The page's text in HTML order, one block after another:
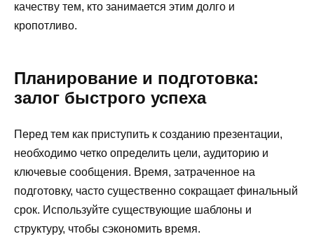
качеству тем, кто занимается этим долго и
кропотливо.
Планирование и подготовка:
залог быстрого успеха
Перед тем как приступить к созданию презентации,
необходимо четко определить цели, аудиторию и
ключевые сообщения. Время, затраченное на
подготовку, часто существенно сокращает финальный
срок. Используйте существующие шаблоны и
структуру, чтобы сэкономить время.